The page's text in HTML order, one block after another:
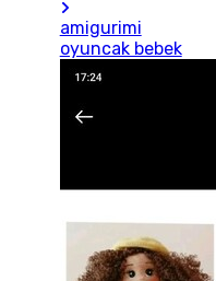
amigurimi
oyuncak bebek